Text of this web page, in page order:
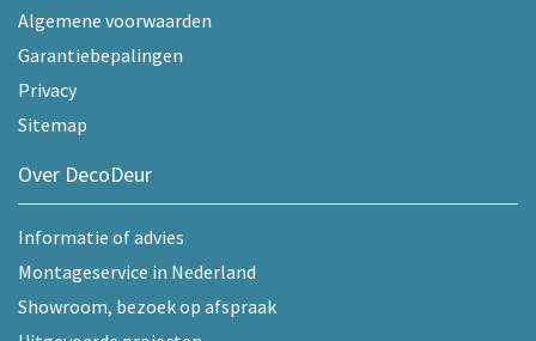
Algemene voorwaarden
Garantiebepalingen
Privacy
Sitemap
Over DecoDeur
Informatie of advies
Montageservice in Nederland
Showroom, bezoek op afspraak